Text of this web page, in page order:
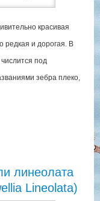
красивая
редкая и дорогая. В
под
зебра плеко,
линеолата
Lineolata)